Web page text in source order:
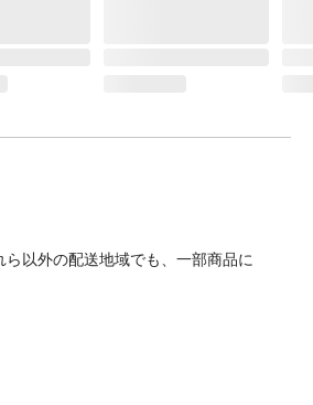
以外の配送地域でも、一部商品に